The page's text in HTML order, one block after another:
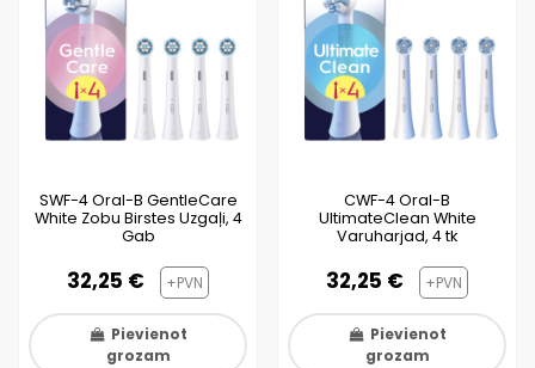
SWF-4 Oral-B GentleCare
White Zobu Birstes Uzgaļi, 4
Gab
32,25 € +PVN
Pievienot
grozam
CWF-4 Oral-B
UltimateClean White
Varuharjad, 4 tk
32,25 € +PVN
Pievienot
grozam